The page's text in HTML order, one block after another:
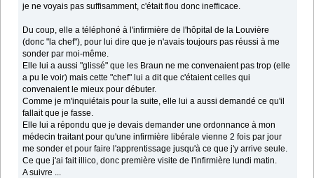
je ne voyais pas suffisamment, c'était flou donc inefficace.
Du coup, elle a téléphoné à l'infirmière de l'hôpital de la Louvière
(donc "la chef"), pour lui dire que je n'avais toujours pas réussi à me
sonder par moi-même.
Elle lui a aussi "glissé" que les Braun ne me convenaient pas trop (elle
a pu le voir) mais cette "chef" lui a dit que c'étaient celles qui
convenaient le mieux pour débuter.
Comme je m'inquiétais pour la suite, elle lui a aussi demandé ce qu'il
fallait que je fasse.
Elle lui a répondu que je devais demander une ordonnance à mon
médecin traitant pour qu'une infirmière libérale vienne 2 fois par jour
me sonder et pour faire l'apprentissage jusqu'à ce que j'y arrive seule.
Ce que j'ai fait illico, donc première visite de l'infirmière lundi matin.
A suivre ...